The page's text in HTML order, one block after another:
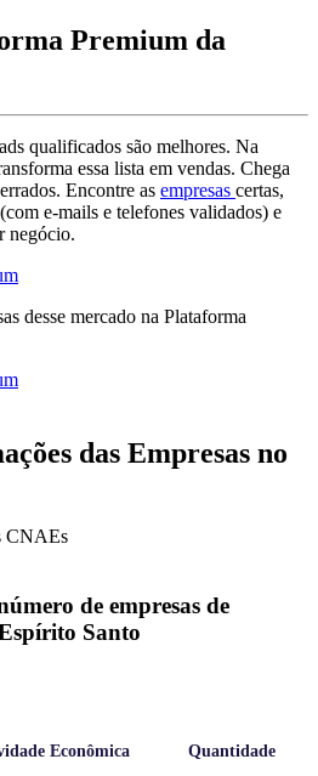
Premium da
qualificados são melhores. Na
essa lista em vendas. Chega
Encontre as empresas certas,
e-mails e telefones validados) e
negócio.
desse mercado na Plataforma
das Empresas no
CNAEs
de empresas de
Santo
Econômica Quantidade